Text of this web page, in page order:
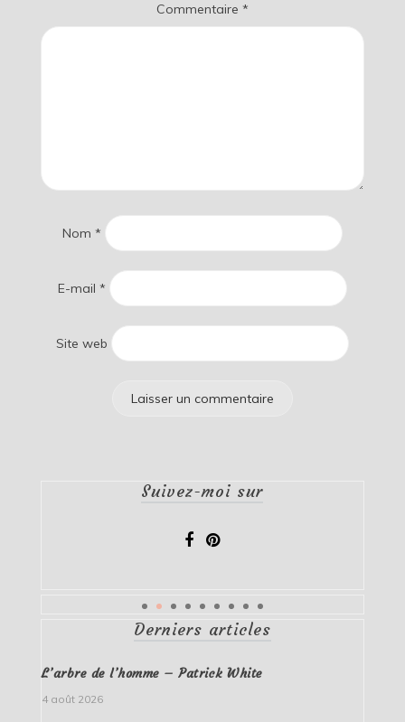
Commentaire *
Nom *
E-mail *
Site web
Suivez-moi sur
Derniers articles
L’arbre de l’homme – Patrick White
4 août 2026